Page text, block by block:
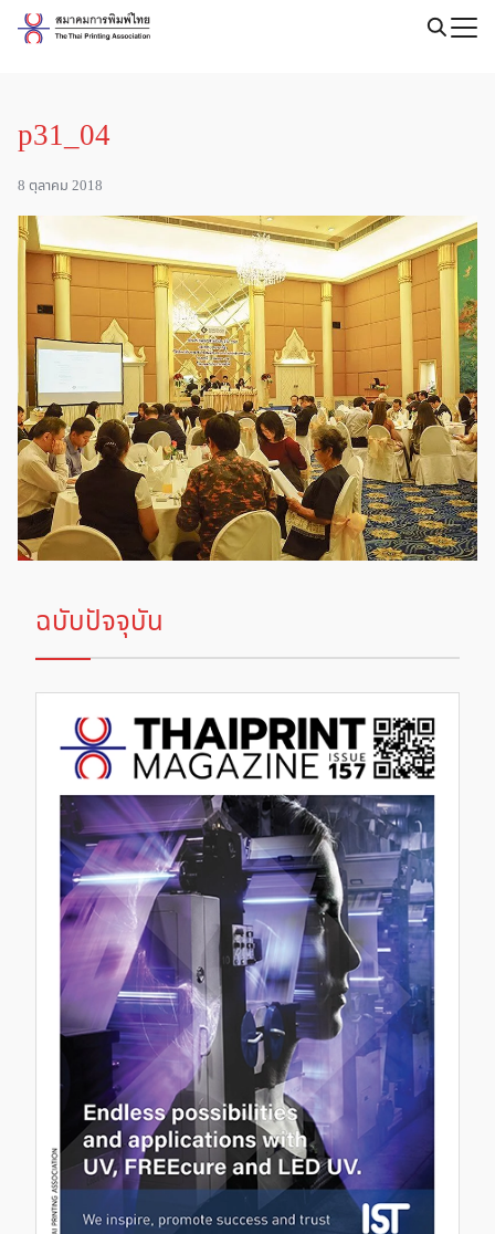
Skip
p31_04
8 ตุลาคม 2018
ฉบับปัจจุบัน